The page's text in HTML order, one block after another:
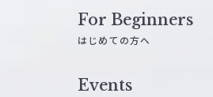
For Beginners
はじめての方へ
Events